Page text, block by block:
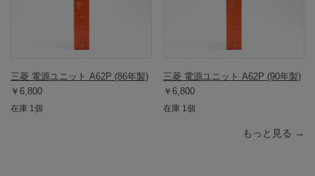
三菱 電源ユニット A62P (86年製)
￥6,800
在庫 1個
三菱 電源ユニット A62P (90年製)
￥6,800
在庫 1個
もっと見る →